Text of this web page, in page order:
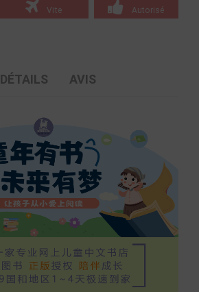
Vite Autorisé
DÉTAILS AVIS